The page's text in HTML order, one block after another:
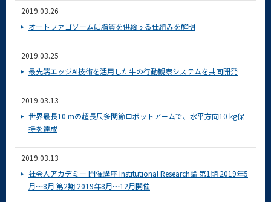
2019.03.26
オートファゴソームに脂質を供給する仕組みを解明
2019.03.25
最先端エッジAI技術を活用した牛の行動観察システムを共同開発
2019.03.13
世界最長10 mの超長尺多関節ロボットアームで、水平方向10 kg保
持を達成
2019.03.13
社会人アカデミー 開催講座 Institutional Research論 第1期 2019年5
月～8月 第2期 2019年8月～12月開催